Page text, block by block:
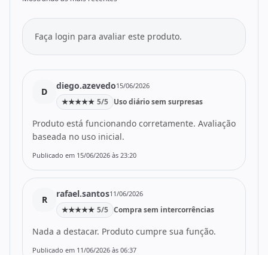
Faça login para avaliar este produto.
D
diego.azevedo15/06/2026
★★★★★ 5/5 Uso diário sem surpresas
Produto está funcionando corretamente. Avaliação
baseada no uso inicial.
Publicado em 15/06/2026 às 23:20
R
rafael.santos11/06/2026
★★★★★ 5/5 Compra sem intercorrências
Nada a destacar. Produto cumpre sua função.
Publicado em 11/06/2026 às 06:37